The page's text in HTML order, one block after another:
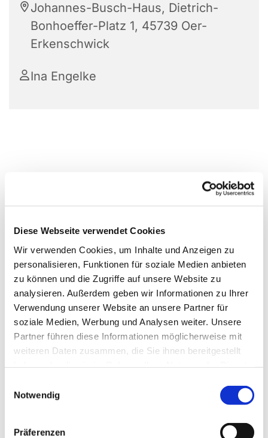
Diese Webseite verwendet Cookies
Wir verwenden Cookies, um Inhalte und Anzeigen zu
personalisieren, Funktionen für soziale Medien anbieten
zu können und die Zugriffe auf unsere Website zu
analysieren. Außerdem geben wir Informationen zu Ihrer
Verwendung unserer Website an unsere Partner für
soziale Medien, Werbung und Analysen weiter. Unsere
Partner führen diese Informationen möglicherweise mit
weiteren Daten zusammen, die Sie ihnen bereitgestellt
Notwendig
Präferenzen
Johannes-Busch-Haus, Dietrich-
Bonhoeffer-Platz 1, 45739 Oer-
Erkenschwick
Ina Engelke